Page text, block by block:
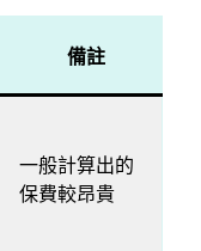
備註
一般計算出的
保費較昂貴